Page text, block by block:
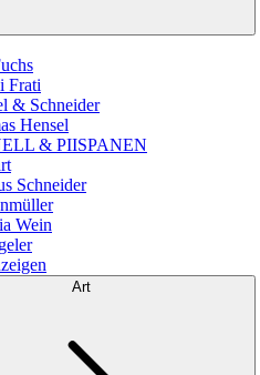
Frati
& Schneider
Hensel
& PIISPANEN
Schneider
Wein
Art